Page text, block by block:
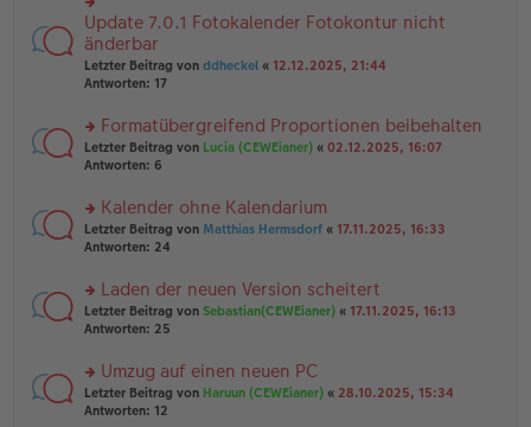
tr
a
g
el
es
e
n
er
tr
a
g
rs
te
r
u
n
el
es
e
B
ei
tr
g
Update 7.0.1 Fotokalender Fotokontur nicht
änderbar
Letzter Beitrag von ddheckel « 12.12.2025, 21:44
Antworten: 17
rs
te
n
g
el
e
n
er
tr
a
g
Formatübergreifend Proportionen beibehalten
Letzter Beitrag von Lucia (CEWEianer) « 02.12.2025, 16:07
Antworten: 6
rs
te
n
g
el
e
n
er
Kalender ohne Kalendarium
Letzter Beitrag von Matthias Hermsdorf « 17.11.2025, 16:33
Antworten: 24
rs
te
n
g
el
Laden der neuen Version scheitert
Letzter Beitrag von Sebastian(CEWEianer) « 17.11.2025, 16:13
Antworten: 25
rs
te
Umzug auf einen neuen PC
Letzter Beitrag von Haruun (CEWEianer) « 28.10.2025, 15:34
Antworten: 12